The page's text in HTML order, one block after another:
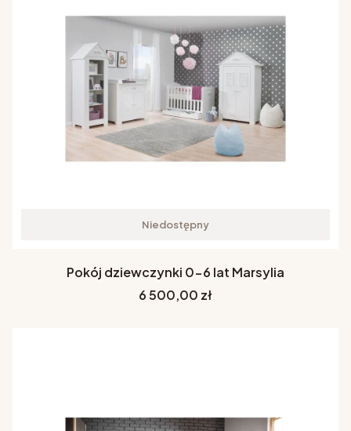
Niedostępny
Pokój dziewczynki 0-6 lat Marsylia
Cena
6 500,00 zł